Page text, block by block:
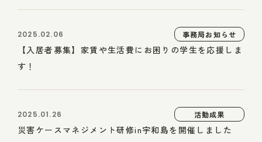
2025.02.06 事務局お知らせ
【入居者募集】家賃や生活費にお困りの学生を応援しま
す！
2025.01.26 活動成果
災害ケースマネジメント研修in宇和島を開催しました